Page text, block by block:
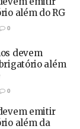
além do RG
0
devem
além
0
emitir
além da